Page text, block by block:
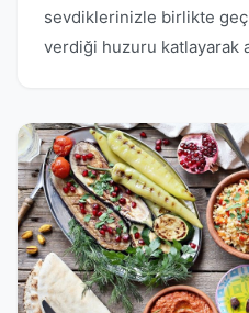
sevdiklerinizle birlikte
verdiği huzuru katlayarak